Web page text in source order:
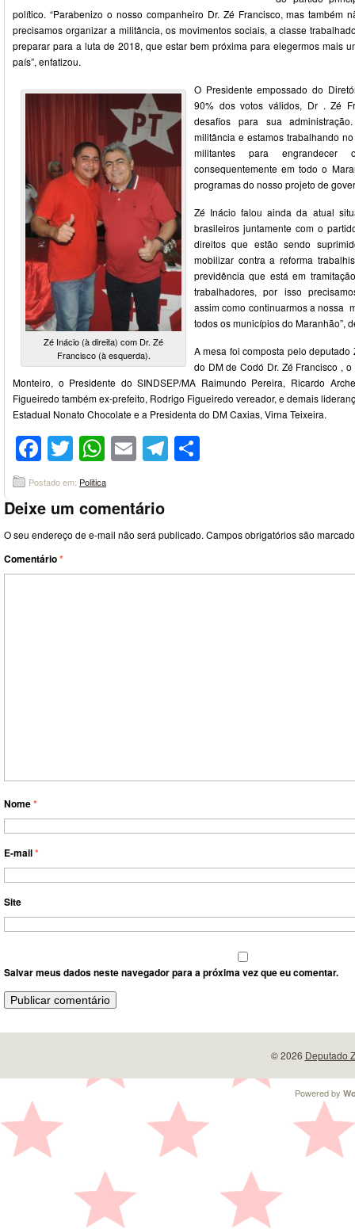
político. “Parabenizo o nosso companheiro Dr. Zé Francisco, mas também
precisamos organizar a militância, os movimentos sociais, a classe
preparar para a luta de 2018, que estar bem próxima para elegermos mais
país”, enfatizou.
Zé Inácio (à direita) com Dr. Zé
Francisco (à esquerda).
O Presidente empossado do
90% dos votos válidos, Dr . Zé
desafios para sua
militância e estamos trabalhando
militantes para
consequentemente em todo o
programas do nosso projeto de
Zé Inácio falou ainda da atual
brasileiros juntamente com o
direitos que estão sendo
mobilizar contra a reforma
previdência que está em
trabalhadores, por isso
assim como continuarmos a nossa
todos os municípios do Maranhão”,
A mesa foi composta pelo
do DM de Codó Dr. Zé Francisco ,
Monteiro, o Presidente do SINDSEP/MA Raimundo Pereira, Ricardo
Figueiredo também ex-prefeito, Rodrigo Figueiredo vereador, e demais
Estadual Nonato Chocolate e a Presidenta do DM Caxias, Virna Teixeira.
Facebook
Twitter
WhatsApp
EmailTelegram
Postado em: Politica
Deixe um comentário
O seu endereço de e-mail não será publicado. Campos obrigatórios são
Comentário*
Nome*
E-mail*
Site
Salvar meus dados neste navegador para a próxima vez que eu comentar.
© 2026 Deputado
Powered by